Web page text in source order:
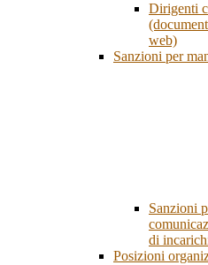
Dirigenti
web)
Sanzioni per
Sanzioni
di
Posizioni